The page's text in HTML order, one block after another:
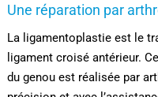
Une réparation par
La ligamentoplastie est le
ligament croisé antérieur.
du genou est réalisée par